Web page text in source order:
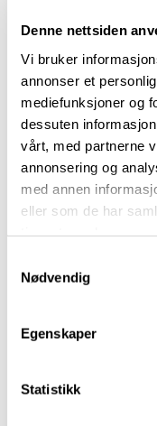
Denne nettsiden
Vi bruker
annonser et
mediefunksjoner og
dessuten
vårt, med partnerne
annonsering og
med annen
eller som de har
Nødvendig
Egenskaper
Statistikk
møtet før ferien.
Frivillighetens
mange som
snakke med
forblir i dette
Oppstart etter
september.
Vel møtt, og
Håper å se dere.
Med vennlig